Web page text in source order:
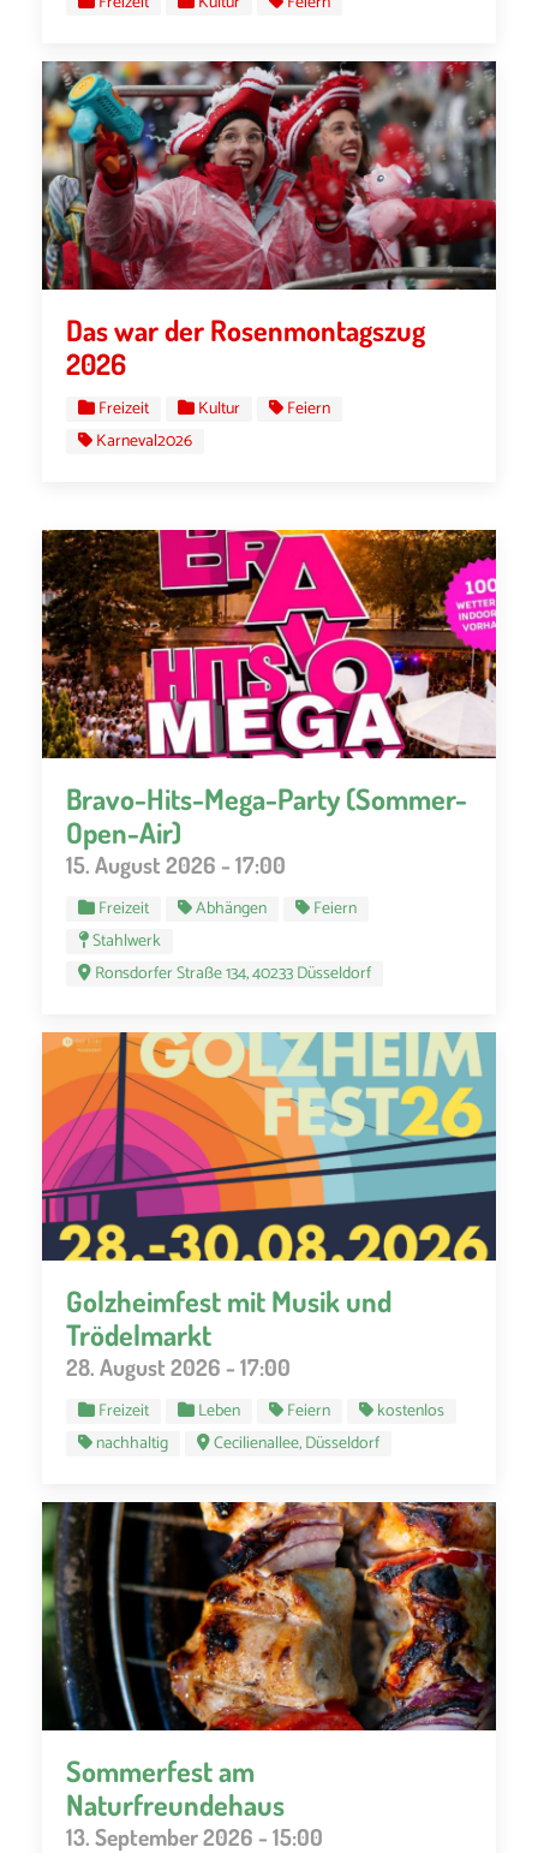
Das war der Rosenmontagszug
2026
Freizeit Kultur
Feiern
Karneval2026
Bravo-Hits-Mega-Party (Sommer-
Open-Air)
15. August 2026 - 17:00
Freizeit Abhängen
Feiern
Stahlwerk
Ronsdorfer Straße 134, 40233 Düsseldorf
Golzheimfest mit Musik und
Trödelmarkt
28. August 2026 - 17:00
Freizeit Leben Feiern
kostenlos
nachhaltig
Cecilienallee, Düsseldorf
Sommerfest am
Naturfreundehaus
13. September 2026 - 15:00